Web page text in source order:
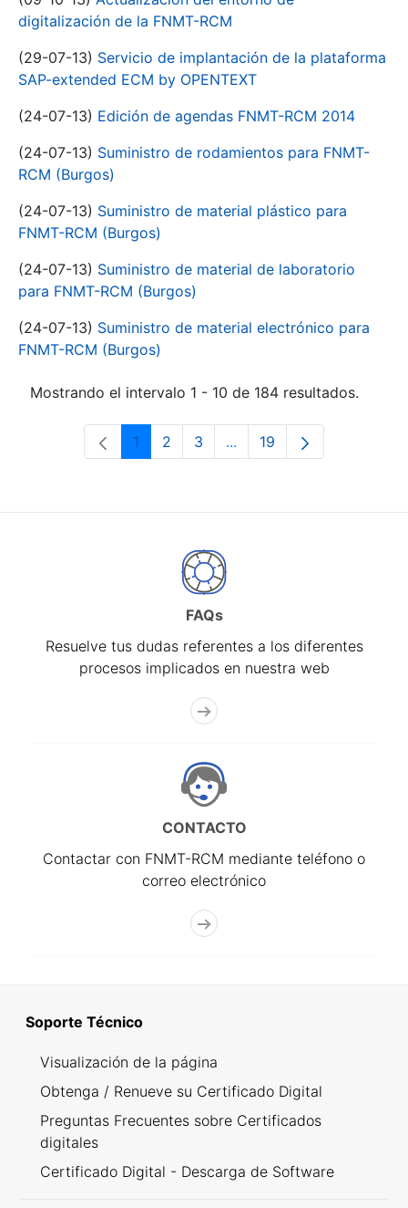
digitalización de la FNMT-RCM
(29-07-13) Servicio de implantación de la plataforma
SAP-extended ECM by OPENTEXT
(24-07-13) Edición de agendas FNMT-RCM 2014
(24-07-13) Suministro de rodamientos para FNMT-
RCM (Burgos)
(24-07-13) Suministro de material plástico para
FNMT-RCM (Burgos)
(24-07-13) Suministro de material de laboratorio
para FNMT-RCM (Burgos)
(24-07-13) Suministro de material electrónico para
FNMT-RCM (Burgos)
Mostrando el intervalo 1 - 10 de 184 resultados.
Página
1 Página
2 Página
3 ...Páginas intermedias Use
Página
19
FAQs
Resuelve tus dudas referentes a los diferentes
procesos implicados en nuestra web
CONTACTO
Contactar con FNMT-RCM mediante teléfono o
correo electrónico
Soporte Técnico
Visualización de la página
Obtenga / Renueve su Certificado Digital
Preguntas Frecuentes sobre Certificados
digitales
Certificado Digital - Descarga de Software